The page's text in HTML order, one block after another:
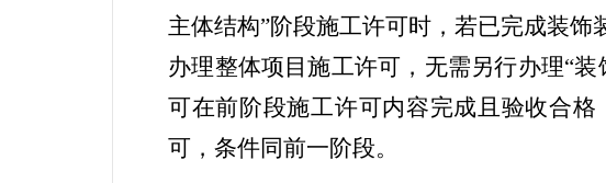
主体结构”阶段施工许可时，若已完成装
办理整体项目施工许可 ， 无需另行办理“装
可在前阶段施工许可内容完成且验收合格
可 ，条件同前一阶段。